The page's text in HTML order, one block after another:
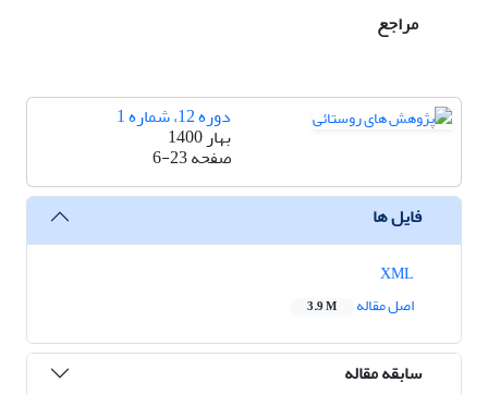
مراجع
دوره 12، شماره 1
بهار 1400
صفحه6-23
فایل ها
اصل مقاله
3.9 M
سابقه مقاله